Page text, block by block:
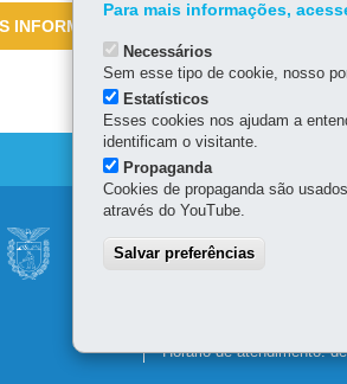
INFORMAÇÕES
SECRETARIA DE
Horário de atendimento:
Para mais informações,
Necessários
Sem esse tipo de cookie, nosso
Estatísticos
Esses cookies nos ajudam a
identificam o visitante.
Propaganda
Cookies de propaganda são
através do YouTube.
Salvar preferências